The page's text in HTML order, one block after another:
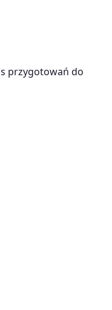
przygotowań do